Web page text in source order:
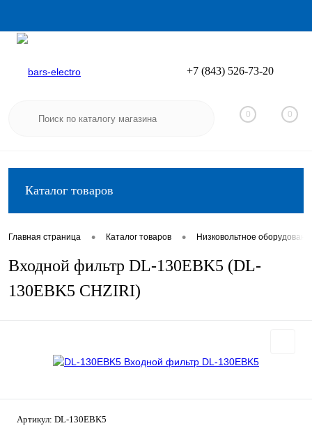
Вход
+7 (843) 526-73-20
0 0
Каталог товаров
Главная страница • Каталог товаров • Низковольтное
Входной фильтр DL-130EBK5 (DL-
130EBK5 CHZIRI)
Артикул: DL-130EBK5